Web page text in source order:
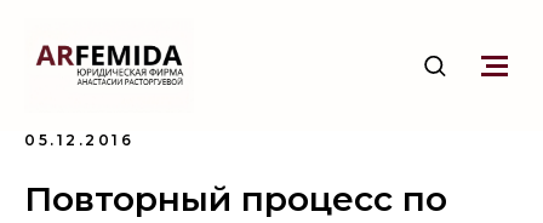
05.12.2016
Повторный процесс по